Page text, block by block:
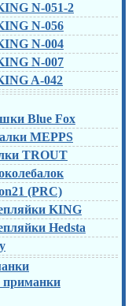
N-051-2
N-056
N-004
N-007
A-042
Blue Fox
MEPPS
TROUT
(PRC)
KING
Hedsta